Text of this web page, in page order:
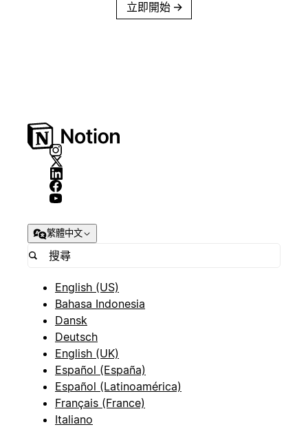
立即開始 →
繁體中文
English (US)
Bahasa Indonesia
Dansk
Deutsch
English (UK)
Español (España)
Español (Latinoamérica)
Français (France)
Italiano